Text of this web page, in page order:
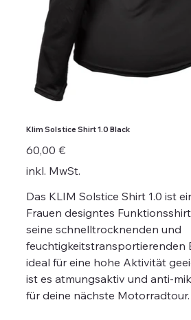
Klim Solstice Shirt 1.0 Black
Preis
60,00 €
inkl. MwSt.
Das KLIM Solstice Shirt 1.0 ist
Frauen designtes
seine schnelltrocknenden und
feuchtigkeitstransportierenden
ideal für eine hohe Aktivität
ist es atmungsaktiv und anti-
für deine nächste Motorradtour.